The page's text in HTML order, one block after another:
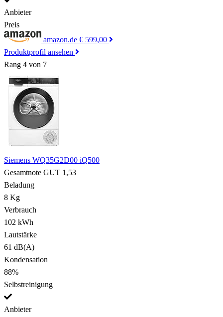
Anbieter
Preis
amazon.de € 599,00
Produktprofil ansehen
Rang 4 von 7
Siemens WQ35G2D00 iQ500
Gesamtnote GUT 1,53
Beladung
8 Kg
Verbrauch
102 kWh
Lautstärke
61 dB(A)
Kondensation
88%
Selbstreinigung
Anbieter